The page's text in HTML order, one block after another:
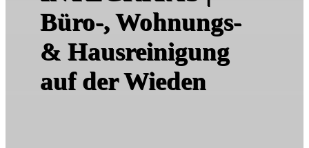
Büro-, Wohnungs-
& Hausreinigung
auf der Wieden